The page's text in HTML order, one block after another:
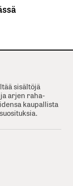
sisältöjä
arjen raha-
kaupallista